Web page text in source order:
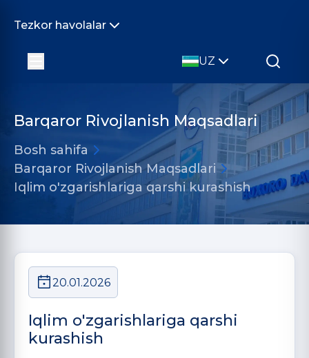
Tezkor havolalar
UZ
Barqaror Rivojlanish Maqsadlari
Bosh sahifa
Barqaror Rivojlanish Maqsadlari
Iqlim o'zgarishlariga qarshi kurashish
20.01.2026
Iqlim o'zgarishlariga qarshi
kurashish